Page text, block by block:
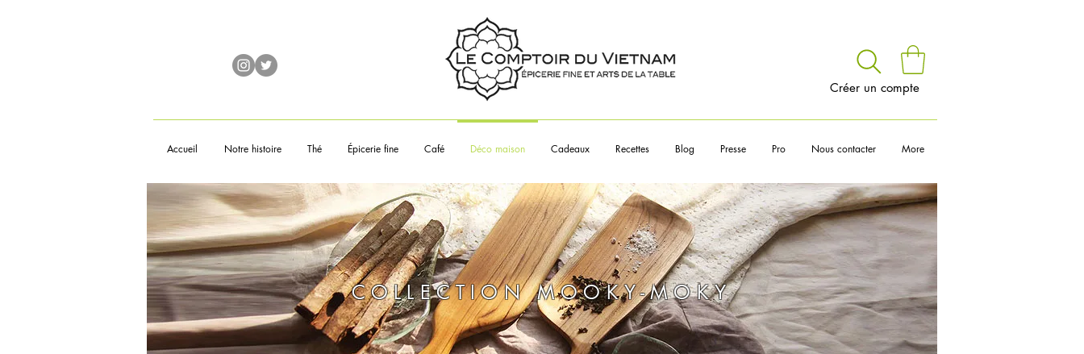
Créer un compte
Accueil Notre histoire Thé Épicerie fine Café Déco maison Cadeaux Recettes Blog Presse Pro Nous contacter More
_____________________________
À propos
COLLECTION MOOKY-MOKY